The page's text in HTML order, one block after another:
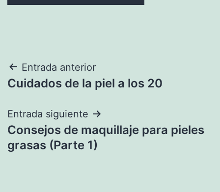
Navegación
de
entradas
Entrada anterior
Cuidados de la piel a los 20
Entrada siguiente
Consejos de maquillaje para pieles
grasas (Parte 1)